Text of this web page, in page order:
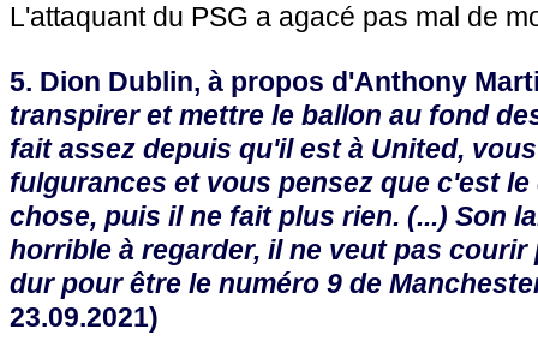
L'attaquant du PSG a agacé pas mal de
5. Dion Dublin, à propos d'Anthony
transpirer et mettre le ballon au fond
fait assez depuis qu'il est à United,
fulgurances et vous pensez que c'est
chose, puis il ne fait plus rien. (...) Son
horrible à regarder, il ne veut pas
dur pour être le numéro 9 de
23.09.2021)